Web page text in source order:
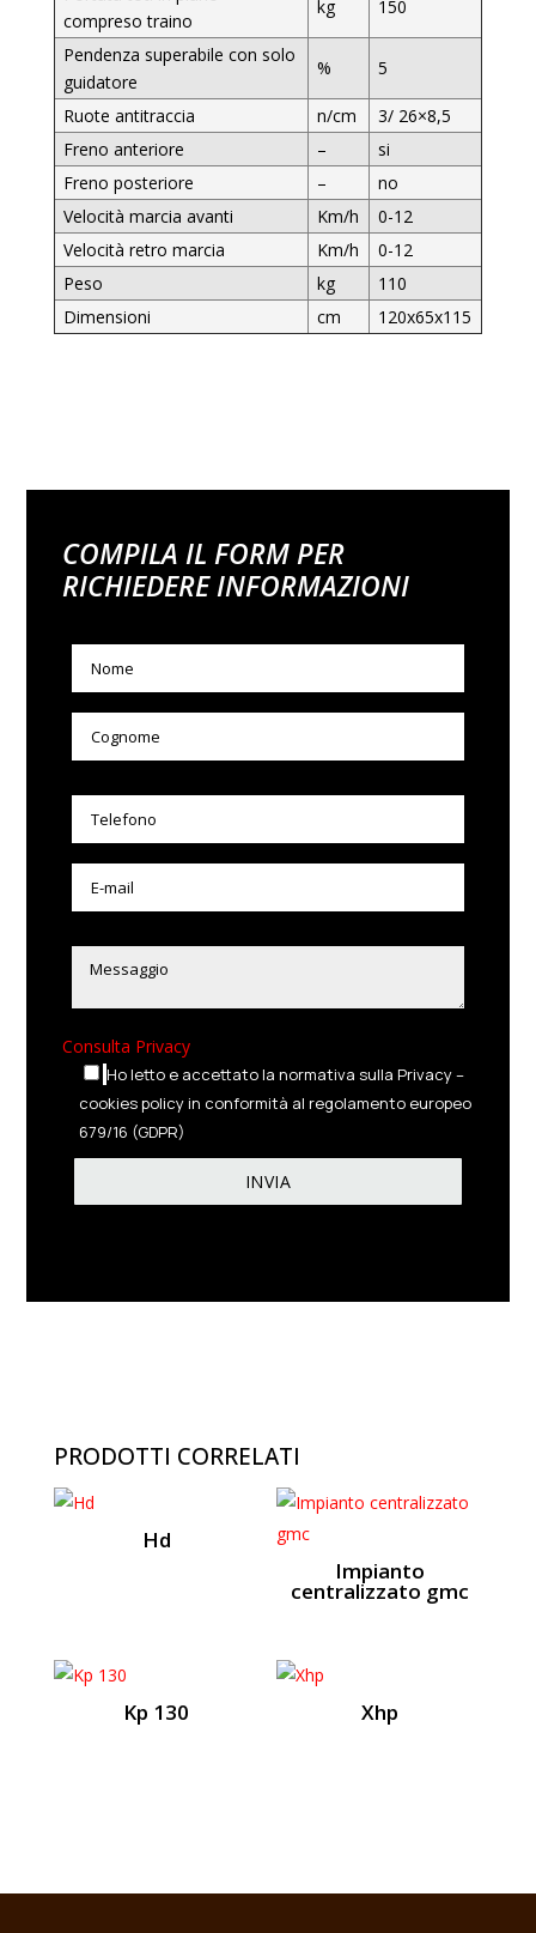
compreso traino
kg 150
Pendenza superabile con solo
guidatore
% 5
Ruote antitraccia n/cm
3/ 26×8,5
Freno anteriore
–
si
Freno posteriore
–
no
Velocità marcia avanti
Km/h
0-12
Velocità retro marcia
Km/h
0-12
Peso
kg
110
Dimensioni
cm 120x65x115
COMPILA IL FORM PER
RICHIEDERE INFORMAZIONI
Consulta Privacy
Ho letto e accettato la normativa sulla Privacy –
cookies policy in conformità al regolamento europeo
679/16 (GDPR)
PRODOTTI CORRELATI
Hd
Impianto
centralizzato gmc
Kp 130 Xhp